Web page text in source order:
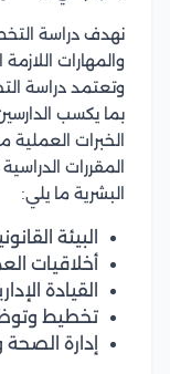
نهدف دراسة
والمهارات
وتعتمد دراسة
بما يكسب
الخبرات
المقررات
البشرية ما يلي:
البيئة
أخلاقيات
القيادة
تخطيط
إدارة